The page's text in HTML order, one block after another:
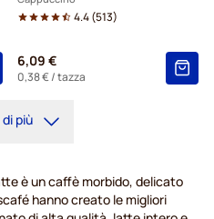
4.4(513)
6,09 €
0,38 €/ tazza
più
è un caffè morbido, delicato
hanno creato le migliori